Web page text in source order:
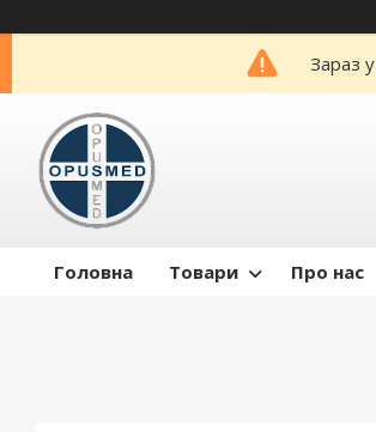
Зараз
Головна Товари Про нас